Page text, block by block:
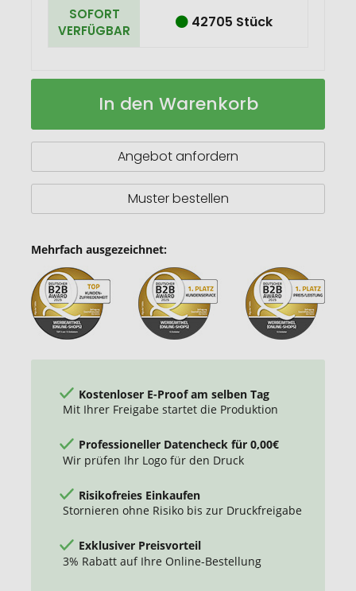
SOFORT
VERFÜGBAR
42705 Stück
Bamscri
Kugelschreiber
Auf
In den Warenkorb
Angebot anfordern
Muster bestellen
Mehrfach ausgezeichnet:
Kostenloser E-Proof am selben Tag
Mit Ihrer Freigabe startet die Produktion
Professioneller Datencheck für 0,00€
Wir prüfen Ihr Logo für den Druck
Risikofreies Einkaufen
Stornieren ohne Risiko bis zur Druckfreigabe
Exklusiver Preisvorteil
3% Rabatt auf Ihre Online-Bestellung